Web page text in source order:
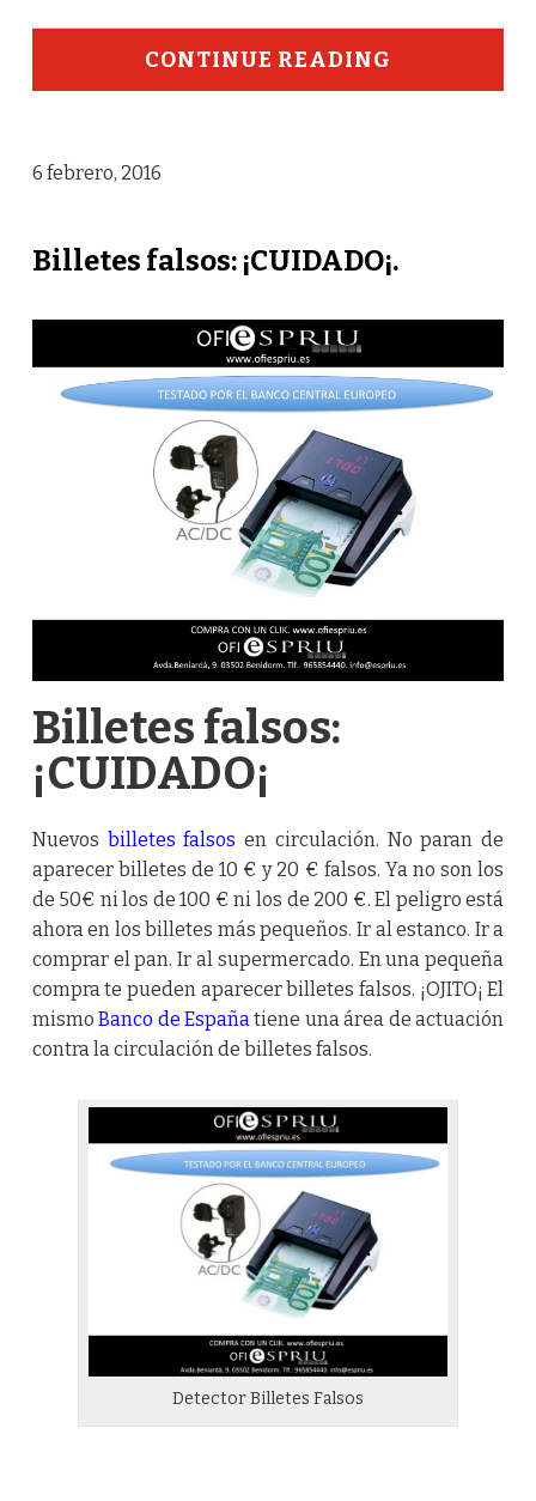
CONTINUE READING
6 febrero, 2016
Billetes falsos: ¡CUIDADO¡.
Billetes falsos:
¡CUIDADO¡
Nuevos billetes falsos en circulación. No paran de
aparecer billetes de 10 € y 20 € falsos. Ya no son los
de 50€ ni los de 100 € ni los de 200 €. El peligro está
ahora en los billetes más pequeños. Ir al estanco. Ir a
comprar el pan. Ir al supermercado. En una pequeña
compra te pueden aparecer billetes falsos. ¡OJITO¡ El
mismoBanco de Españatiene una área de actuación
contra la circulación de billetes falsos.
Detector Billetes Falsos